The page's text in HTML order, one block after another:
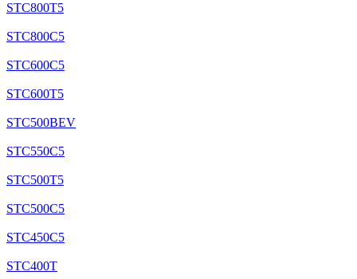
STC800T5
STC800C5
STC600C5
STC600T5
STC500BEV
STC550C5
STC500T5
STC500C5
STC450C5
STC400T